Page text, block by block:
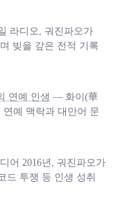
라디오, 궈진파오가
빚을 갚은 전적 기록
연예 인생 — 화이(華
예 맥락과 대만어 문
어 2016년, 궈진파오가
드 투쟁 등 인생 성취